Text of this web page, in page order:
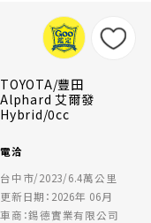
TOYOTA/豐田
Alphard 艾爾發
Hybrid/0cc
電洽
台中市/2023/6.4萬公里
更新日期：2026年 06月
車商：錫德實業有限公司